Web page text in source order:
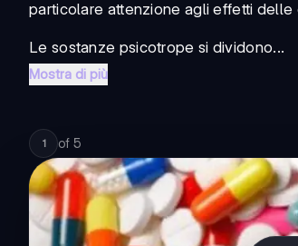
particolare attenzione aglieffetti delle
Le sostanze psicotrope si dividono...
Mostra di più
1 of 5